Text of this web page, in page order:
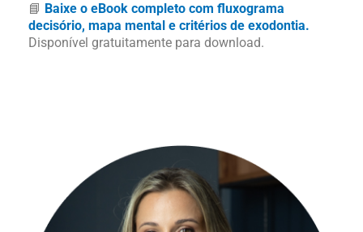
📘 Baixe o eBook completo com fluxograma
decisório, mapa mental e critérios de exodontia.
Disponível gratuitamente para download.